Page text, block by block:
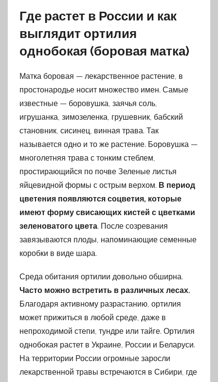
Где растет в России и как
выглядит ортилия
однобокая (боровая матка)
Матка боровая — лекарственное растение, в
простонародье носит множество имен. Самые
известные — боровушка, заячья соль,
игрушанка, зимозеленка, грушевник, бабский
становник, сисинец, винная трава. Так
называется одно и то же растение. Боровушка —
многолетняя трава с тонким стеблем,
простирающийся по почве Зеленые листья
яйцевидной формы с острым верхом. В период
цветения появляются соцветия, которые
имеют форму свисающих кистей с цветками
зеленоватого цвета. После созревания
завязываются плоды, напоминающие семенные
коробки в виде шара.
Среда обитания ортилии довольно обширна.
Часто можно встретить в различных лесах.
Благодаря активному разрастанию, ортилия
может прижиться в любой среде, даже в
непроходимой степи, тундре или тайге. Ортилия
однобокая растет в Украине, России и Беларуси.
На территории России огромные заросли
лекарственной травы встречаются в Сибири, где